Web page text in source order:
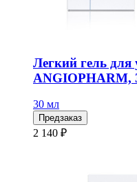
Легкий гель для
ANGIOPHARM,
30 мл
Предзаказ
2 140 ₽